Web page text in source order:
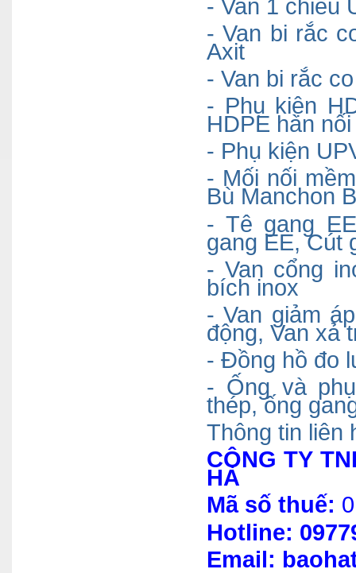
- Van 1 chiều
- Van bi rắc
Axit
- Van bi rắc
- Phụ kiện
HDPE hàn
- Phụ kiện
- Mối nối
Bù Manchon
- Tê gang
gang EE, Cút
- Van cổng
bích inox
- Van giảm
động, Van xả
- Đồng hồ đo
- Ống và
thép, ống
Thông tin liên
CÔNG TY
HÀ
Mã số thuế:
Hotline:
Email: